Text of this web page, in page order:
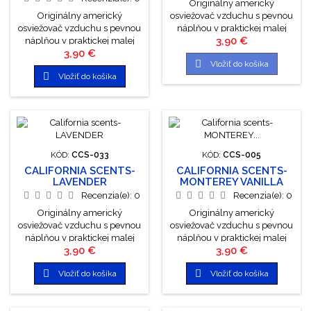
Originálny americký
osviežovač vzduchu s pevnou
náplňou v praktickej malej
plechovke, ktorá prevonia
Vaše auto, byt či kanceláriu.
Súčasťou plechovky je taktiež
plastové viečko s regulátorom,
vyrobené zo 100% organicky
vonných olejov sú ekologicky
a biologicky odbúrateľné
žiadny gél ani želatína, ale 3...
Cena
3,90 €
 Vložiť do košíka
Originálny americký
osviežovač vzduchu s pevnou
náplňou v praktickej malej
plechovke, ktorá prevonia
Vaše auto, byt či kanceláriu.
Súčasťou plechovky je taktiež
plastové viečko s regulátorom,
vyrobené zo 100% organicky
vonných olejov sú ekologicky
a biologicky odbúrateľné
žiadny gél ani želatína, ale 3...
Cena
3,90 €
 Vložiť do košíka
KÓD: CCS-033
CALIFORNIA SCENTS-
LAVENDER
Recenzia(e): 0
Originálny americký
osviežovač vzduchu s pevnou
náplňou v praktickej malej
plechovke, ktorá prevonia
Vaše auto, byt či kanceláriu.
Súčasťou plechovky je taktiež
plastové viečko s regulátorom,
Cena
3,90 €
 Vložiť do košíka
KÓD: CCS-005
CALIFORNIA SCENTS-
MONTEREY VANILLA
Recenzia(e): 0
Originálny americký
osviežovač vzduchu s pevnou
náplňou v praktickej malej
plechovke, ktorá prevonia
Vaše auto, byt či kanceláriu.
Súčasťou plechovky je taktiež
plastové viečko s regulátorom,
Cena
3,90 €
 Vložiť do košíka